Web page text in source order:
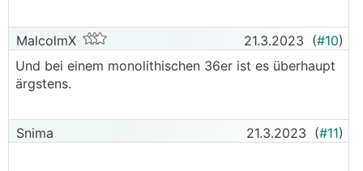
MalcolmX 21.3.2023 (#10)
Und bei einem monolithischen 36er ist es überhaupt
ärgstens.
Snima 21.3.2023 (#11)